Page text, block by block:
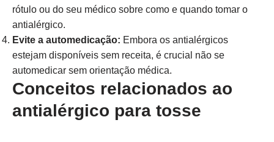
rótulo ou do seu médico sobre como e quando tomar o
antialérgico.
Evite a automedicação: Embora os antialérgicos
estejam disponíveis sem receita, é crucial não se
automedicar sem orientação médica.
Conceitos relacionados ao
antialérgico para tosse